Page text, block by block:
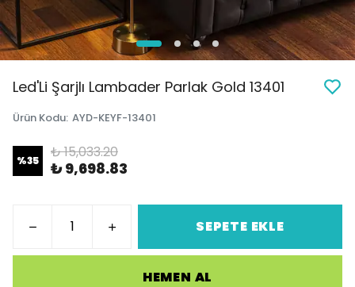
Led'Li Şarjlı Lambader Parlak Gold 13401
Ürün Kodu: AYD-KEYF-13401
%35 ₺ 15,033.20
₺ 9,698.83
SEPETE EKLE
HEMEN AL